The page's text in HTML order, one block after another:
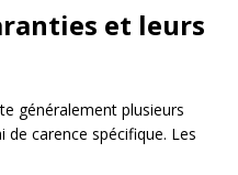
et leurs
généralement plusieurs
de carence spécifique. Les